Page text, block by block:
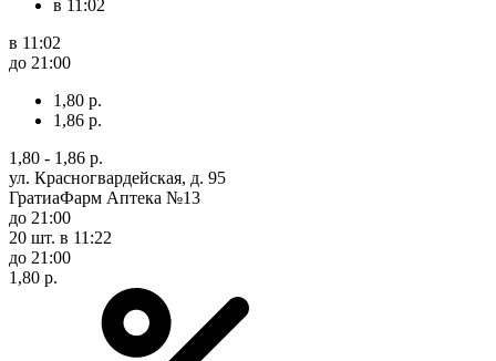
в 11:02
в 11:02
до 21:00
1,80 р.
1,86 р.
1,80 - 1,86 р.
ул. Красногвардейская, д. 95
ГратиаФарм Аптека №13
до 21:00
20 шт. в 11:22
до 21:00
1,80 р.